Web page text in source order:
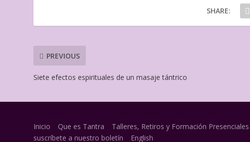
SHARE:
PREVIOUS
Siete efectos espirituales de un masaje tántrico
Inicio Que es Tantra Talleres, Retiros y Formación Presenciales
suscríbete a nuestro boletín
English